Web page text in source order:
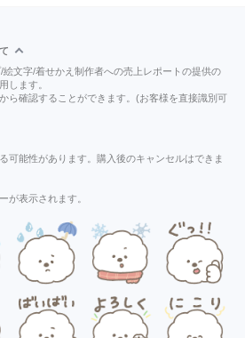
文字/着せかえ制作者への売上レポートの提供の
します。
ら確認することができます。(お客様を直接識別可
可能性があります。購入後のキャンセルはできま
が表示されます。